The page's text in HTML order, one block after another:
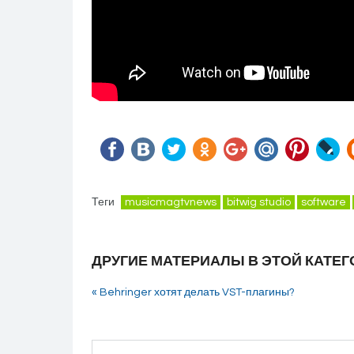
Теги musicmagtvnews bitwig studio software
ДРУГИЕ МАТЕРИАЛЫ В ЭТОЙ
« Behringer хотят делать VST-плагины?